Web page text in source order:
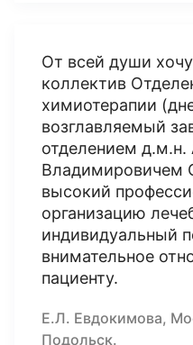
От всей души
коллектив
химиотерапии
возглавляемый
отделением д.м.н.
Владимировичем
высокий
организацию
индивидуальный
внимательное
пациенту.
Е.Л. Евдокимова,
Подольск.